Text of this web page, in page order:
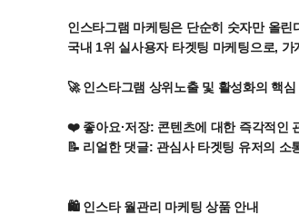
인스타그램 마케팅은 단순히 숫자만 올
국내 1위 실사용자 타겟팅 마케팅으로,
🚀 인스타그램 상위노출 및 활성화의 핵심
❤️ 좋아요·저장: 콘텐츠에 대한 즉각적인
📝 리얼한 댓글: 관심사 타겟팅 유저의
🛍 인스타 월관리 마케팅 상품 안내